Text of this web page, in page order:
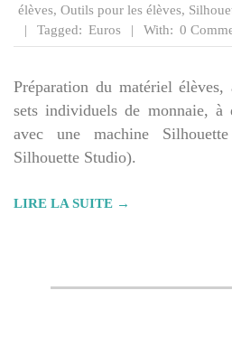
08-
28
élèves, Outils pour les élèves,
Tagged: Euros With: 0
Préparation du matériel élèves,
sets individuels de monnaie, à
avec une machine
Silhouette Studio).
LIRE LA SUITE →